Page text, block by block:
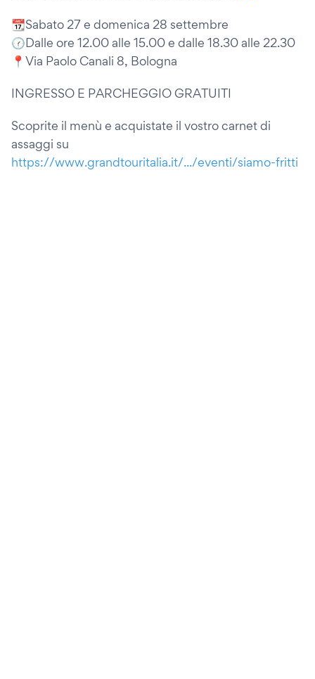
📆Sabato 27 e domenica 28 settembre
🕜Dalle ore 12.00 alle 15.00 e dalle 18.30 alle 22.30
📍Via Paolo Canali 8, Bologna
INGRESSO E PARCHEGGIO GRATUITI
Scoprite il menù e acquistate il vostro carnet di
assaggi su
https://www.grandtouritalia.it/.../eventi/siamo-fritti